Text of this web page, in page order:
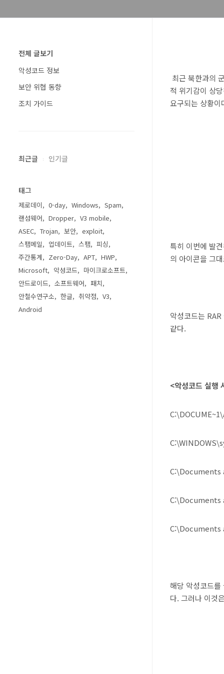
최근 북한과의
적 위기감이 상
요구되는 상황이
특히 이번에 발
의 아이콘을 그
악성코드는
같다.
<악성코드 실행
해당 악성코드
다. 그러나 이것
전체 글보기
악성코드 정보
보안 위협 동향
조치 가이드
최근글 인기글
태그
제로데이 0-day Windows
Spam
랜섬웨어
Dropper
V3 mobile
ASEC
Trojan 보안
exploit
스팸메일
업데이트 스팸
피싱
주간통계
Zero-Day APT
HWP
Microsoft
악성코드
마이크로소프트
안드로이드
소프트웨어
패치
안철수연구소
한글 취약점
V3
Android